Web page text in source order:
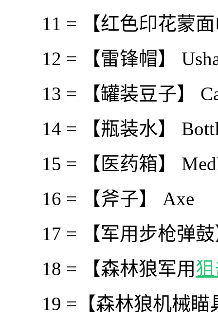
11 = 【红色印花蒙面
12 = 【雷锋帽】
13 = 【罐装豆子】
14 = 【瓶装水】
15 = 【医药箱】
16 = 【斧子】 Axe
17 = 【军用步枪弹鼓
18 = 【森林狼军用
19 =【森林狼机械瞄